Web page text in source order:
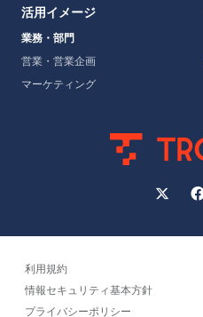
活用イメージ
業務・部門
営業・営業企画
マーケティング
利用規約
情報セキュリティ基本方針
プライバシーポリシー